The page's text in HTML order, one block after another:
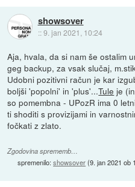
showsover
::9. jan 2021, 10:24
Aja, hvala, da si nam še ostalim
geg backup, za vsak slučaj,
Udobni pozitivni račun je kar
boljši 'popolni' in 'plus'...Tule je
so pomembna - UPozR ima 0
ti shoditi s provizijami in
fočkati z zlato.
Zgodovina sprememb…
spremenilo:showsover(9. jan 2021 ob